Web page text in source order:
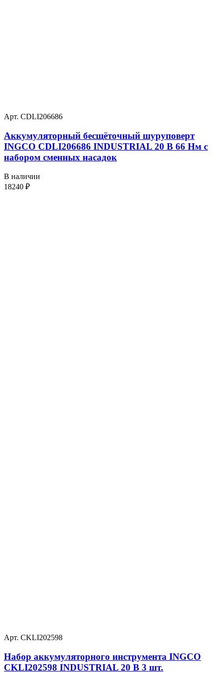
Арт. CDLI206686
Аккумуляторный бесщёточный шуруповерт
INGCO CDLI206686 INDUSTRIAL 20 В 66 Нм с
набором сменных насадок
В наличии
18240 ₽
Арт. CKLI202598
Набор аккумуляторного инструмента INGCO
CKLI202598 INDUSTRIAL 20 В 3 шт.